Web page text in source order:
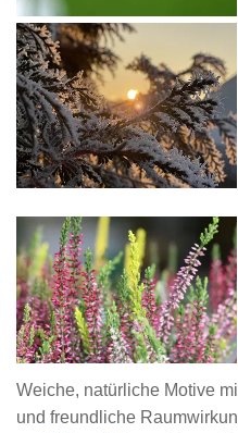
Weiche, natürliche Motive
und freundliche